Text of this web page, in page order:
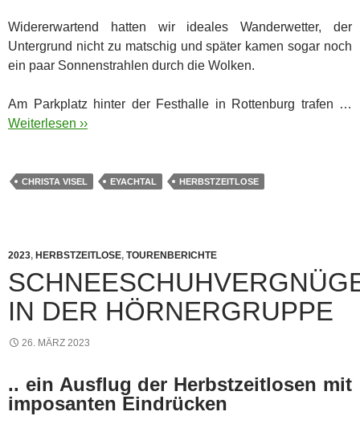
Widererwartend hatten wir ideales Wanderwetter, der
Untergrund nicht zu matschig und später kamen sogar noch
ein paar Sonnenstrahlen durch die Wolken.
Am Parkplatz hinter der Festhalle in Rottenburg trafen …
Weiterlesen ››
CHRISTA VISEL EYACHTAL HERBSTZEITLOSE
2023, HERBSTZEITLOSE, TOURENBERICHTE
IN DER HÖRNERGRUPPE
26. MÄRZ 2023
.. ein Ausflug der Herbstzeitlosen mit
imposanten Eindrücken